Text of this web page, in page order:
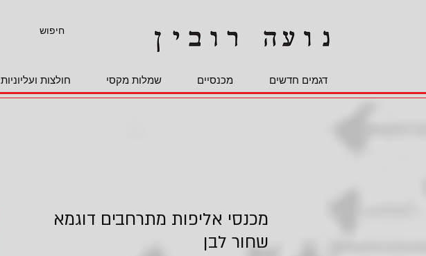
דגמים חדשים מכנסיים שמלות מקסי חולצות ועליוניות
מכנסי אליפות מתרחבים דוגמא
שחור לבן